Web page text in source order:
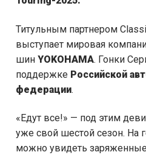
Титульным партнером
выступает мировая
шин YOKOHAMA. Гонки
поддержке Российской
федерации.
«Едут все!» — под этим
уже свой шестой сезон. На
можно увидеть